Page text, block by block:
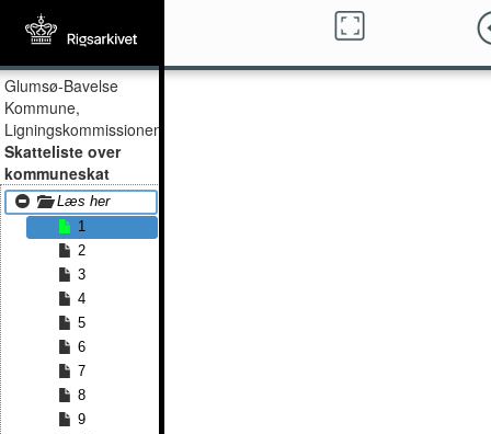
Glumsø-Bavelse
Kommune,
Ligningskommissionen
Skatteliste over
kommuneskat
Læs her
1
2
3
4
5
6
7
8
9